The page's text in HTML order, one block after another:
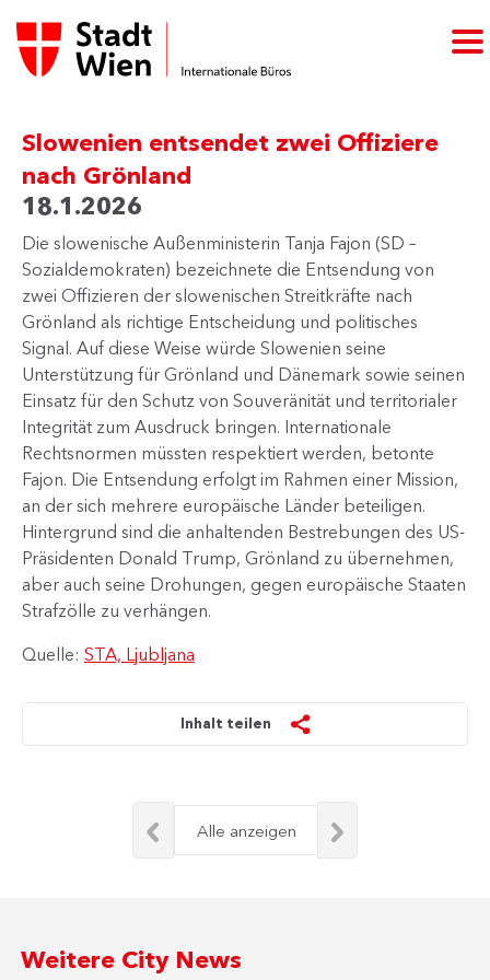
Slowenien entsendet zwei Offiziere
nach Grönland
18.1.2026
Die slowenische Außenministerin Tanja Fajon (SD –
Sozialdemokraten) bezeichnete die Entsendung von
zwei Offizieren der slowenischen Streitkräfte nach
Grönland als richtige Entscheidung und politisches
Signal. Auf diese Weise würde Slowenien seine
Unterstützung für Grönland und Dänemark sowie seinen
Einsatz für den Schutz von Souveränität und territorialer
Integrität zum Ausdruck bringen. Internationale
Rechtsnormen müssten respektiert werden, betonte
Fajon. Die Entsendung erfolgt im Rahmen einer Mission,
an der sich mehrere europäische Länder beteiligen.
Hintergrund sind die anhaltenden Bestrebungen des US-
Präsidenten Donald Trump, Grönland zu übernehmen,
aber auch seine Drohungen, gegen europäische Staaten
Strafzölle zu verhängen.​​
Quelle: STA, Ljubljana
Inhalt teilen
Alle anzeigen
Weitere City News